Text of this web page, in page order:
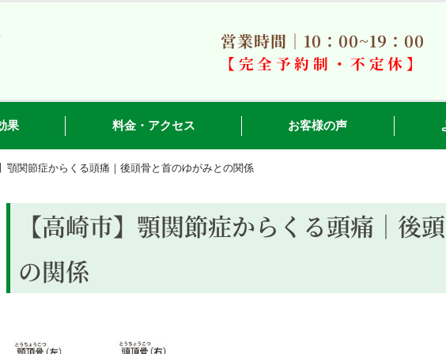
営業時間｜10：00~19：00
【完全予約制・不定休】
果 料金・アクセス お客様の声
顎関節症からくる頭痛｜後頭骨と首のゆがみとの関係
【高崎市】顎関節症からくる頭痛｜後
の関係